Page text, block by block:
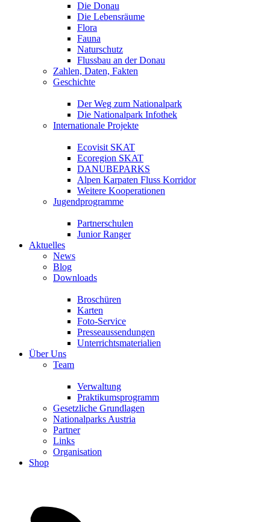
Die Donau
Die Lebensräume
Flora
Fauna
Naturschutz
Flussbau an der Donau
Zahlen, Daten, Fakten
Geschichte
Der Weg zum Nationalpark
Die Nationalpark Infothek
Internationale Projekte
Ecovisit SKAT
Ecoregion SKAT
DANUBEPARKS
Alpen Karpaten Fluss Korridor
Weitere Kooperationen
Jugendprogramme
Partnerschulen
Junior Ranger
Aktuelles
News
Blog
Downloads
Broschüren
Karten
Foto-Service
Presseaussendungen
Unterrichtsmaterialien
Über Uns
Team
Verwaltung
Praktikumsprogramm
Gesetzliche Grundlagen
Nationalparks Austria
Partner
Links
Organisation
Shop